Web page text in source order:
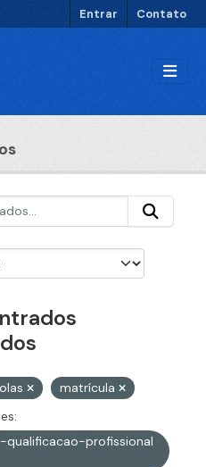
Entrar Contato
matrícula
profissional